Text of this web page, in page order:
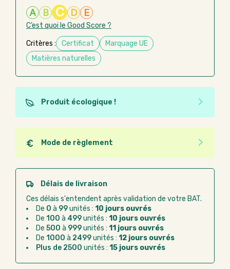
A B C D E
C’est quoi le Good Score ?
Critères : Certificat
Marquage UE
Matières naturelles
Produit écologique !
Ce produit est éco-conçu, il a été fabriqué à partir de
matériaux recyclés ou recyclables. Ces produits
peuvent plus facilement obtenir une seconde vie
après utilisation. L'origine de fabrication du produit
n'entre pas dans les critères d'éco-conception.
Mode de règlement
Quel que soit le mode de règlement, vous pouvez
passer commande en ligne sur Good Act.
Paiement CB :paiement sécurisé par carte
Virement bancaire :règlement sur facture
après la commande
Chorus Pro :règlement par mandat
administratif après la commande
Délais de livraison
Ces délais s'entendent après validation de votre BAT.
De 0 à 99unités : 10 jours ouvrés
De 100 à 499unités : 10 jours ouvrés
De 500 à 999unités : 11 jours ouvrés
De 1000 à 2499unités : 12 jours ouvrés
Plus de 2500 unités : 15 jours ouvrés